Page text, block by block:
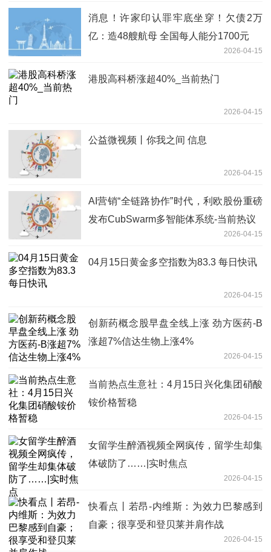
消息！许家印认罪牢底坐穿！欠债2万
亿：造48艘航母 全国每人能分1700元
2026-04-15
港股高科桥涨超40%_当前热门
2026-04-15
公益微视频丨你我之间 信息
2026-04-15
AI营销“全链路协作”时代，利欧股份重磅
发布CubSwarm多智能体系统-当前热议
2026-04-15
04月15日黄金多空指数为83.3 每日快讯
2026-04-15
创新药概念股早盘全线上涨 劲方医药-B
涨超7%信达生物上涨4%
2026-04-15
当前热点生意社：4月15日兴化集团硝酸
铵价格暂稳
2026-04-15
女留学生醉酒视频全网疯传，留学生却集
体破防了……|实时焦点
2026-04-15
快看点丨若昂-内维斯：为效力巴黎感到
自豪；很享受和登贝莱并肩作战
2026-04-15